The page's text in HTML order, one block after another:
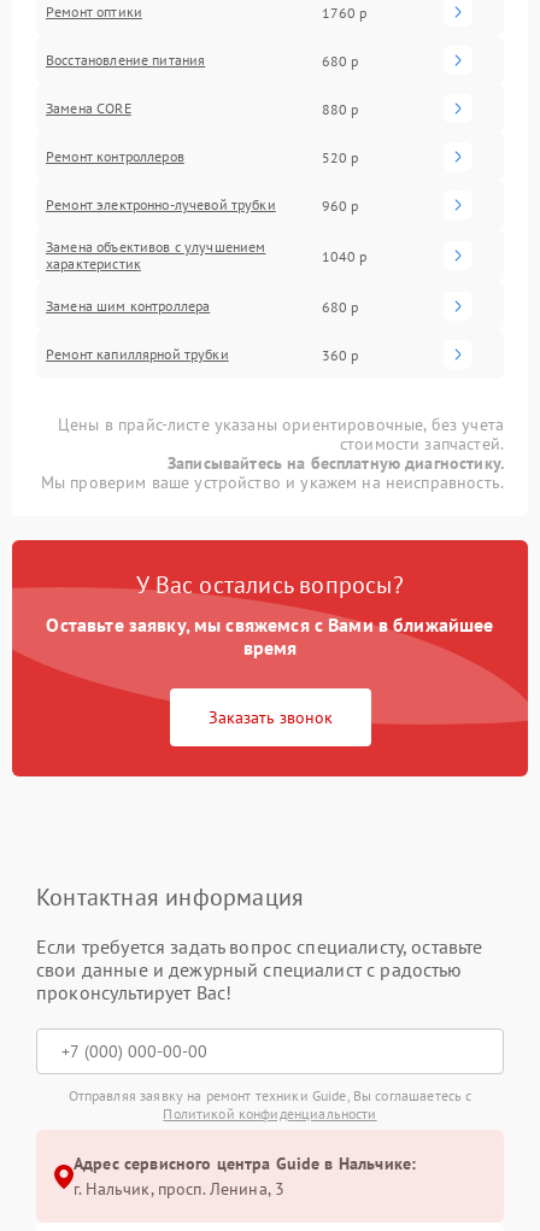
Ремонт оптики 1760 р
Восстановление питания 680 р
Замена CORE 880 р
Ремонт контроллеров 520 р
Ремонт электронно-лучевой трубки 960 р
Замена объективов с улучшением
характеристик
1040 р
Замена шим контроллера 680 р
Ремонт капиллярной трубки 360 р
Цены в прайс-листе указаны ориентировочные, без учета
стоимости запчастей.
Записывайтесь на бесплатную диагностику.
Мы проверим ваше устройство и укажем на неисправность.
У Вас остались вопросы?
Оставьте заявку, мы свяжемся с Вами в ближайшее
время
Заказать звонок
Контактная информация
Если требуется задать вопрос специалисту, оставьте
свои данные и дежурный специалист с радостью
проконсультирует Вас!
Отправляя заявку на ремонт техники Guide, Вы соглашаетесь с
Политикой конфиденциальности
Адрес сервисного центра Guide в Нальчике:
г. Нальчик, просп. Ленина, 3